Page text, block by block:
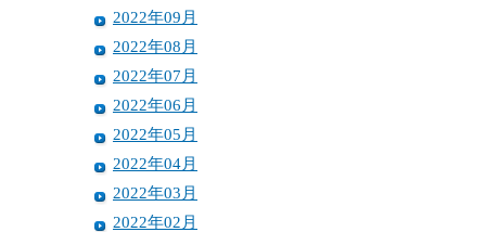
2022年09月
2022年08月
2022年07月
2022年06月
2022年05月
2022年04月
2022年03月
2022年02月